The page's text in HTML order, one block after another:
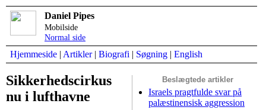
Daniel Pipes
Mobilside
Normal side
Hjemmeside | Artikler| Biografi | Søgning | English
Beslægtede artikler
Israels pragtfulde svar på
palæstinensisk aggression
Sikkerhedscirkus
nu i lufthavne